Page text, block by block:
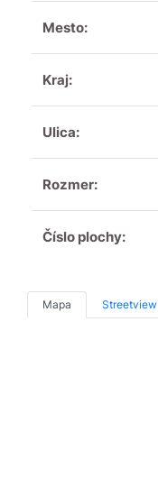
Mesto:
Kraj:
Ulica:
Rozmer:
Číslo plochy:
Mapa Streetview